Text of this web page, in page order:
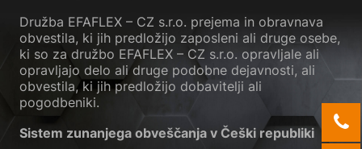
Družba EFAFLEX – CZ s.r.o. prejema in obravnava
obvestila, ki jih predložijo zaposleni ali druge osebe,
ki so za družbo EFAFLEX – CZ s.r.o. opravljale ali
opravljajo delo ali druge podobne dejavnosti, ali
obvestila, ki jih predložijo dobavitelji ali
pogodbeniki.
Sistem zunanjega obveščanja v Češki republiki